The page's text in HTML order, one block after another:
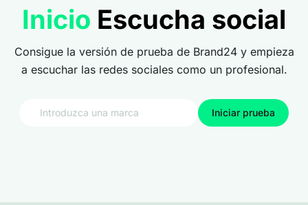
Inicio Escucha social
Consigue la versión de prueba de Brand24 y empieza
a escuchar las redes sociales como un profesional.
Iniciar prueba